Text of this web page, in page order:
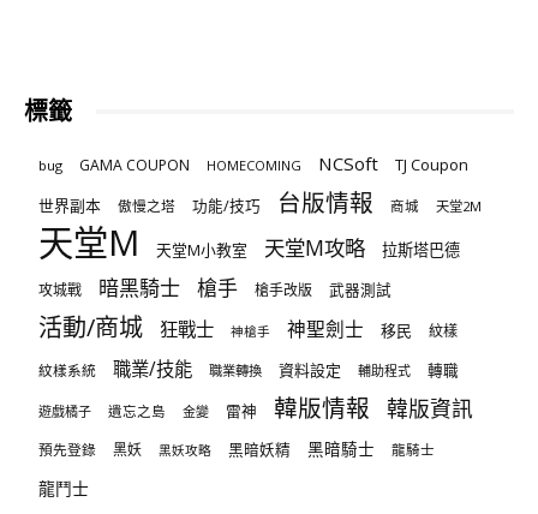
標籤
bug GAMA COUPON HOMECOMING NCSoft
TJ Coupon
世界副本
傲慢之塔 功能/技巧 台版情報 商城 天堂2M
天堂M 天堂M小教室 天堂M攻略 拉斯塔巴德
攻城戰 暗黑騎士 槍手 槍手改版 武器測試
活動/商城 狂戰士 神槍手 神聖劍士 移民 紋樣
紋樣系統 職業/技能 職業轉換 資料設定 輔助程式 轉職
遊戲橘子 遺忘之島 金變 雷神 韓版情報 韓版資訊
預先登錄 黑妖 黑妖攻略 黑暗妖精 黑暗騎士 龍騎士
龍鬥士